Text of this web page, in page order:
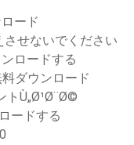
ード
せないでください
ロードする
ダウンロード
トÙ„Ø¹Ø¨Ø©
ードする